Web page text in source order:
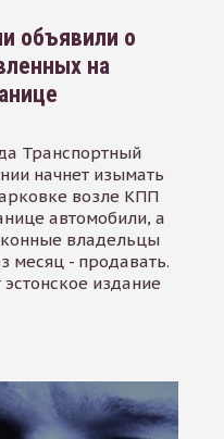
объявили о
на
Транспортный
начнет изымать
возле КПП
автомобили, а
владельцы
месяц - продавать.
издание